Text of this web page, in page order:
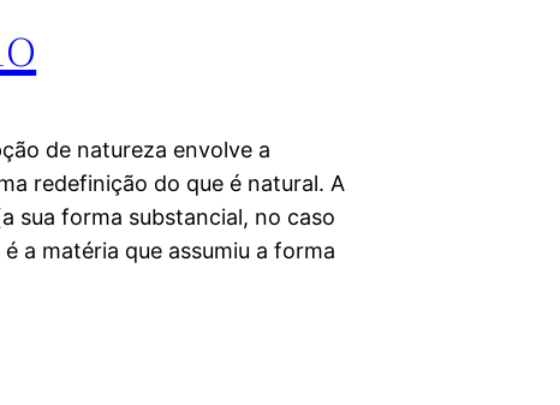
de natureza envolve a
redefinição do que é natural. A
sua forma substancial, no caso
a matéria que assumiu a forma